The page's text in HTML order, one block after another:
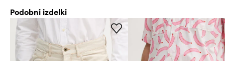
Podobni izdelki